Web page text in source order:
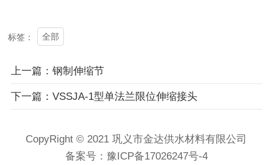
标签： 全部
上一篇：钢制伸缩节
下一篇：VSSJA-1型单法兰限位伸缩接头
CopyRight © 2021 巩义市金达供水材料有限公司
备案号： 豫ICP备17026247号-4